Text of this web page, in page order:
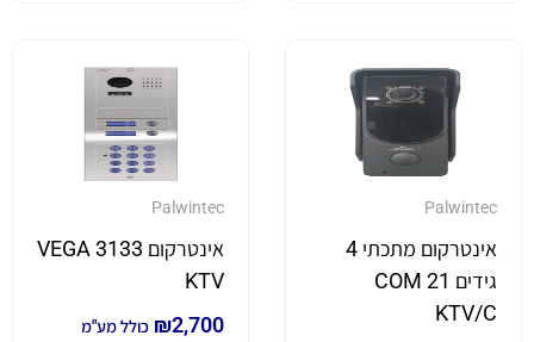
Palwintec
אינטרקום מתכתי 4
גידים COM 21
KTV/C
Palwintec
אינטרקום VEGA 3133
KTV
₪2,700 כולל מע"מ